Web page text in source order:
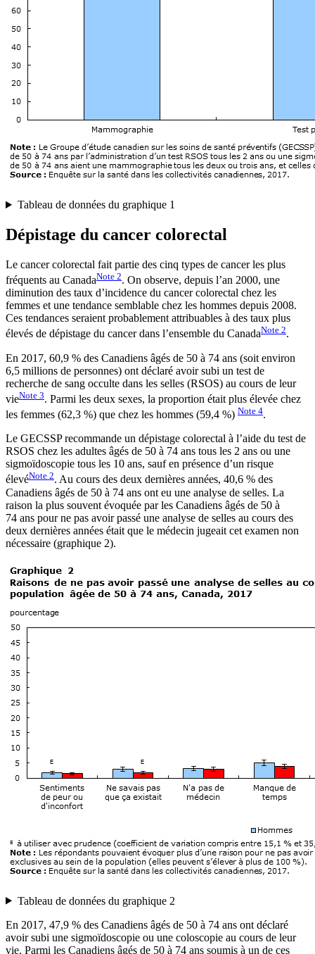
Tableau de données du graphique 1
Dépistage du cancer colorectal
Le cancer colorectal fait partie des cinq types de cancer les plus
fréquents au CanadaNote 2. On observe, depuis l’an 2000, une
diminution des taux d’incidence du cancer colorectal chez les
femmes et une tendance semblable chez les hommes depuis 2008.
Ces tendances seraient probablement attribuables à des taux plus
élevés de dépistage du cancer dans l’ensemble du CanadaNote 2.
En 2017, 60,9 % des Canadiens âgés de 50 à 74 ans (soit environ
6,5 millions de personnes) ont déclaré avoir subi un test de
recherche de sang occulte dans les selles (RSOS) au cours de leur
vieNote 3. Parmi les deux sexes, la proportion était plus élevée chez
les femmes (62,3 %) que chez les hommes (59,4 %) Note 4.
Le GECSSP recommande un dépistage colorectal à l’aide du test de
RSOS chez les adultes âgés de 50 à 74 ans tous les 2 ans ou une
sigmoïdoscopie tous les 10 ans, sauf en présence d’un risque
élevéNote 2. Au cours des deux dernières années, 40,6 % des
Canadiens âgés de 50 à 74 ans ont eu une analyse de selles. La
raison la plus souvent évoquée par les Canadiens âgés de 50 à
74 ans pour ne pas avoir passé une analyse de selles au cours des
deux dernières années était que le médecin jugeait cet examen non
nécessaire (graphique 2).
Tableau de données du graphique 2
En 2017, 47,9 % des Canadiens âgés de 50 à 74 ans ont déclaré
avoir subi une sigmoïdoscopie ou une coloscopie au cours de leur
vie. Parmi les Canadiens âgés de 50 à 74 ans soumis à un de ces